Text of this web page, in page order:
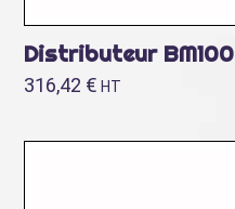
Distributeur BM100
316,42 € HT